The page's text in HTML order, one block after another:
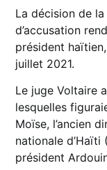
La décision de la
d’accusation
président
juillet 2021.
Le juge Voltaire
lesquelles
Moïse, l’ancien
nationale d’Haïti
président